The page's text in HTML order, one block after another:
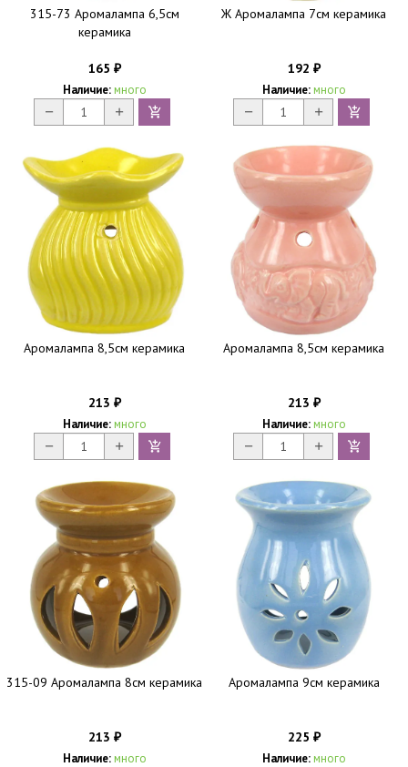
315-73 Аромалампа 6,5см
керамика
165 ₽
Наличие: много
Ж Аромалампа 7см керамика
192 ₽
Наличие: много
Аромалампа 8,5см керамика
213 ₽
Наличие: много
Аромалампа 8,5см керамика
213 ₽
Наличие: много
315-09 Аромалампа 8см керамика
213 ₽
Наличие: много
Аромалампа 9см керамика
225 ₽
Наличие: много